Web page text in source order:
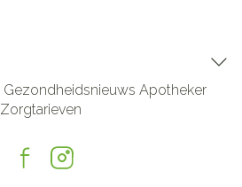
Gezondheidsnieuws Apotheker
Zorgtarieven